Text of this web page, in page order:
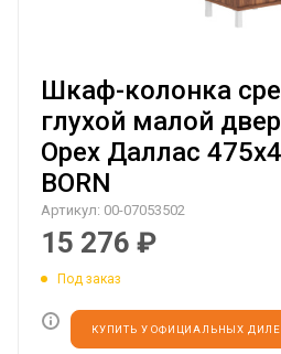
Шкаф-колонка
глухой малой
Орех Даллас
BORN
Артикул: 00-07053502
15 276 ₽
Под заказ
КУПИТЬ У ОФИЦИАЛЬНЫХ